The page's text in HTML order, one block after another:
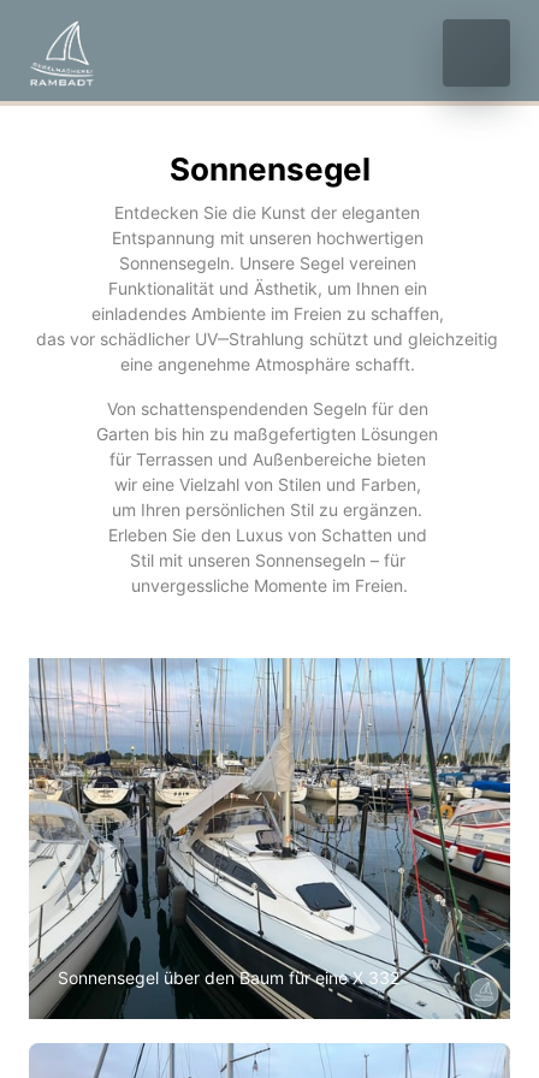
Sonnensegel
Entdecken Sie die Kunst der eleganten
Entspannung mit unseren hochwertigen
Sonnensegeln. Unsere Segel vereinen
Funktionalität und Ästhetik, um Ihnen ein
einladendes Ambiente im Freien zu schaffen,
das vor schädlicher UV‒Strahlung schützt und
eine angenehme Atmosphäre schafft.
Von schattenspendenden Segeln für den
Garten bis hin zu maßgefertigten Lösungen
für Terrassen und Außenbereiche bieten
wir eine Vielzahl von Stilen und Farben,
um Ihren persönlichen Stil zu ergänzen.
Erleben Sie den Luxus von Schatten und
Stil mit unseren Sonnensegeln – für
unvergessliche Momente im Freien.
Sonnensegel über den Baum für eine X 332